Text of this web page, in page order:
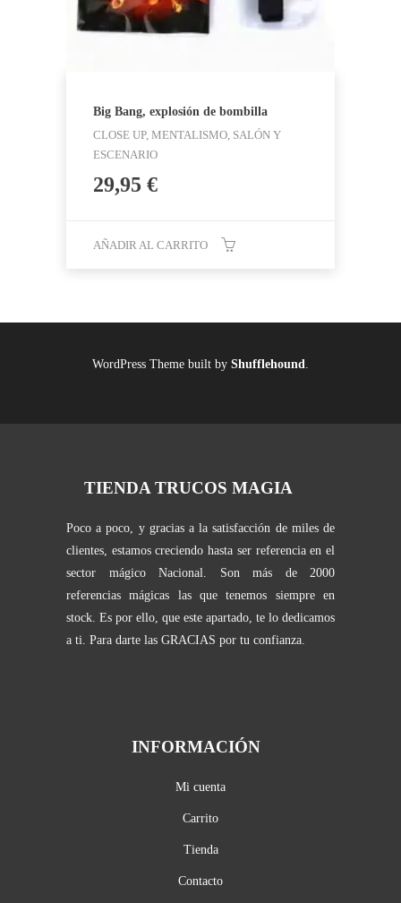
Big Bang, explosión de bombilla
CLOSE UP, MENTALISMO, SALÓN Y
ESCENARIO
29,95 €
AÑADIR AL CARRITO
WordPress Theme built by Shufflehound
TIENDA TRUCOS MAGIA
Poco a poco, y gracias a la satisfacción de miles de
clientes, estamos creciendo hasta ser referencia en el
sector mágico Nacional. Son más de 2000
referencias mágicas las que tenemos siempre en
stock. Es por ello, que este apartado, te lo dedicamos
a ti. Para darte las GRACIAS por tu confianza.
INFORMACIÓN
Mi cuenta
Carrito
Tienda
Contacto